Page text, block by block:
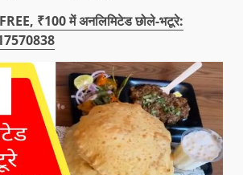
FREE, ₹100 में अनलिमिटेड छोले-भटूरे: